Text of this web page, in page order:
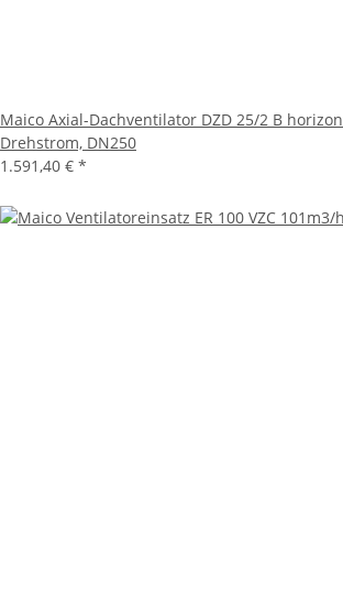
Maico Axial-Dachventilator DZD 25/2 B
Drehstrom, DN250
1.591,40 € *